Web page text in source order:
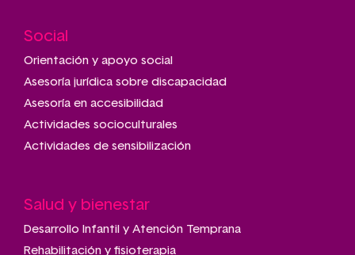
Main
navigation
Social
Orientación y apoyo social
Asesoría jurídica sobre discapacidad
Asesoría en accesibilidad
Actividades socioculturales
Actividades de sensibilización
Salud y bienestar
Desarrollo Infantil y Atención Temprana
Rehabilitación y fisioterapia